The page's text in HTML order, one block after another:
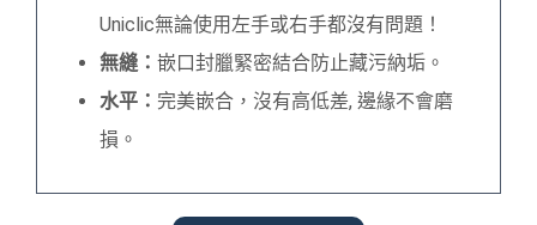
Uniclic無論使用左手或右手都沒有問題！
無縫： 嵌口封臘緊密結合防止藏污納垢。
水平： 完美嵌合，沒有高低差, 邊緣不會磨
損。